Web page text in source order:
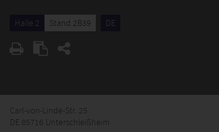
Halle 2 Stand 2B39 DE
Carl-von-Linde-Str. 25
DE 85716 Unterschleißheim